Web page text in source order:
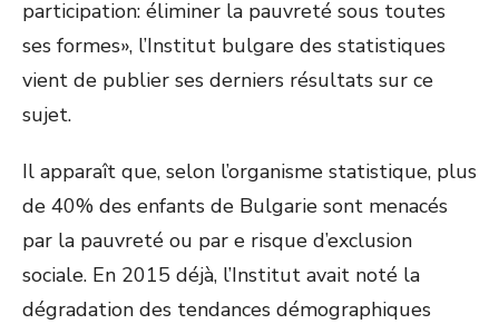
participation: éliminer la pauvreté sous toutes
ses formes», l’Institut bulgare des statistiques
vient de publier ses derniers résultats sur ce
sujet.
Il apparaît que, selon l’organisme statistique, plus
de 40% des enfants de Bulgarie sont menacés
par la pauvreté ou par e risque d’exclusion
sociale. En 2015 déjà, l’Institut avait noté la
dégradation des tendances démographiques